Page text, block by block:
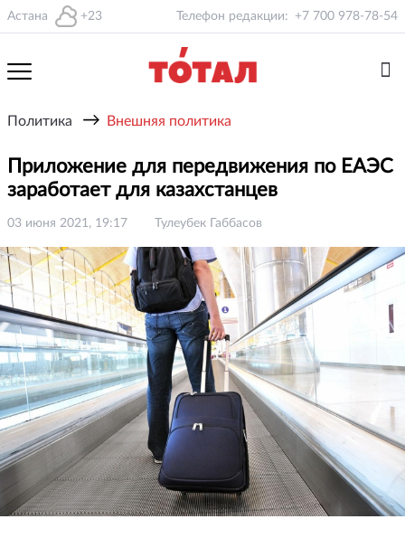
Астана +23 Телефон редакции: +7 700 978-78-54
Политика → Внешняя политика
Приложение для передвижения по ЕАЭС
заработает для казахстанцев
03 июня 2021, 19:17 Тулеубек Габбасов